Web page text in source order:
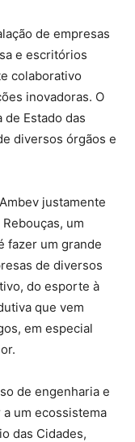
de empresas
e escritórios
colaborativo
inovadoras. O
Estado das
diversos órgãos e
justamente
um
fazer um grande
de diversos
do esporte à
que vem
em especial
de engenharia e
um ecossistema
das Cidades,